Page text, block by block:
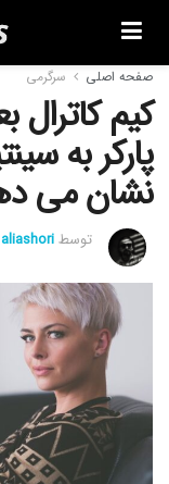
صفحه اصلی سرگرمی
کیم کاترال
پارکر به
نشان می
توسطaliashori